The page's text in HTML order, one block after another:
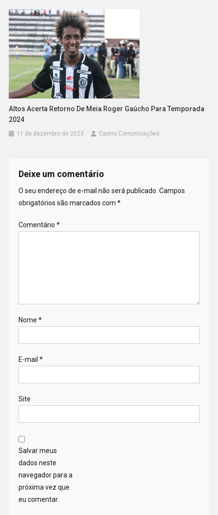
Altos Acerta Retorno De Meia Roger Gaúcho Para Temporada
2024
11 de dezembro de 2023 Castro Comunicações
Deixe um comentário
O seu endereço de e-mail não será publicado. Campos
obrigatórios são marcados com *
Comentário *
Nome *
E-mail *
Site
Salvar meus
dados neste
navegador para a
próxima vez que
eu comentar.